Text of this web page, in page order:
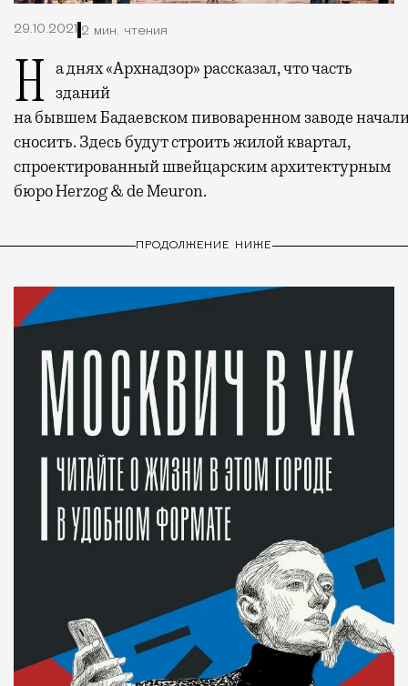
29.10.2021 2 мин. чтения
На днях «Архнадзор» рассказал, что часть
зданий
на бывшем Бадаевском пивоваренном заводе
сносить. Здесь будут строить жилой квартал,
спроектированный швейцарским архитектурным
бюро Herzog & de Meuron.
ПРОДОЛЖЕНИЕ НИЖЕ